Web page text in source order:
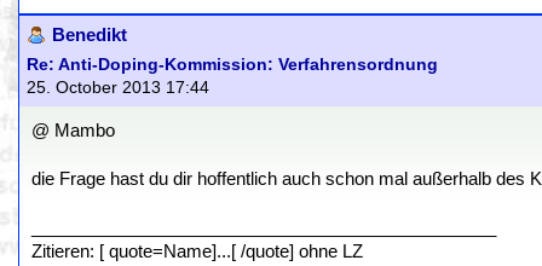
Benedikt
Re: Anti-Doping-Kommission: Verfahrensordnung
25. October 2013 17:44
@ Mambo
die Frage hast du dir hoffentlich auch schon mal außerhalb des
Zitieren: [ quote=Name]...[ /quote] ohne LZ